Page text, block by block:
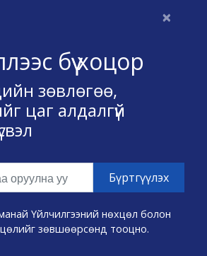
×
бүү хоцор
зөвлөгөө,
цаг алдалгүй
манай Үйлчилгээний нөхцөл болон
зөвшөөрсөнд тооцно.